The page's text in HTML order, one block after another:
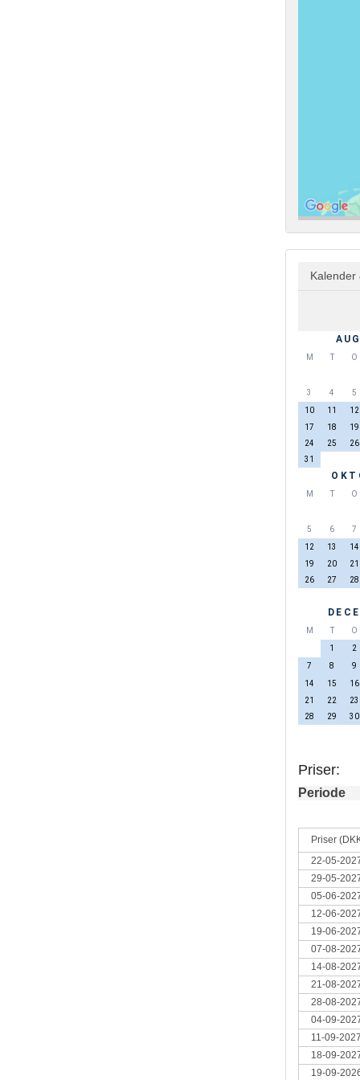
Kalender
M T O
3 4
5
10
11
12
17
18
19
24
25
26
31
M T O
5 6
7
12
13
14
19
20
21
26
27 28
M T
O
1
2
7
8
9
14
15
16
21
22
23
28
29 30
Priser:
Periode
Priser
22-05-
29-05-
05-06-
12-06-
19-06-
07-08-
14-08-
21-08-
28-08-
04-09-
11-09-
18-09-
19-09-